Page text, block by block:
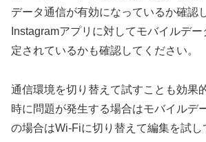
データ通信が有効になっているか確認
Instagramアプリに対してモバイルデ
定されているかも確認してください。
通信環境を切り替えて試すことも効果
時に問題が発生する場合はモバイルデ
の場合はWi-Fiに切り替えて編集を試し